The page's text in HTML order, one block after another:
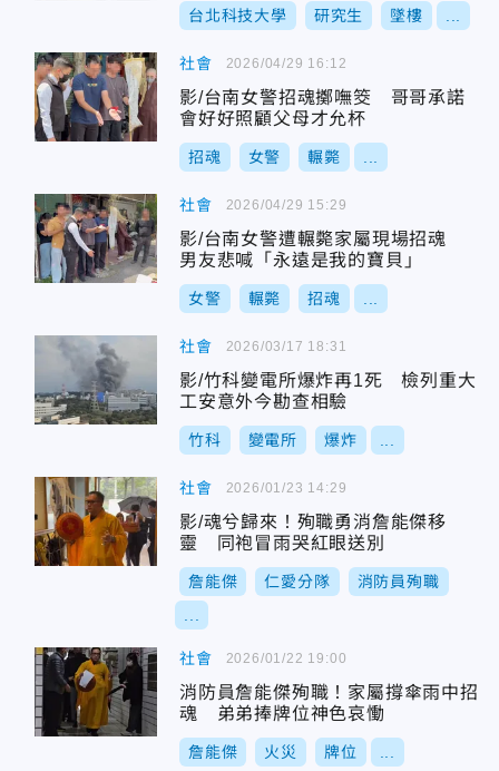
台北科技大學 研究生 墜樓
社會
影/台南女警招魂擲嘸筊 哥哥承諾
會好好照顧父母才允杯
招魂 女警 輾斃
2026/04/29 16:12
社會
影/台南女警遭輾斃家屬現場招魂
男友悲喊「永遠是我的寶貝」
女警 輾斃 招魂
2026/04/29 15:29
社會
影/竹科變電所爆炸再1死 檢列重大
工安意外今勘查相驗
竹科 變電所 爆炸
2026/03/17 18:31
社會
影/魂兮歸來！殉職勇消詹能傑移
靈 同袍冒雨哭紅眼送別
詹能傑 仁愛分隊 消防員殉職
2026/01/23 14:29
社會
消防員詹能傑殉職！家屬撐傘雨中招
魂 弟弟捧牌位神色哀慟
詹能傑 火災 牌位
2026/01/22 19:00